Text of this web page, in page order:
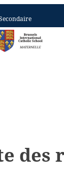
des